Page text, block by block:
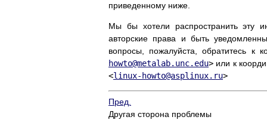
приведенному ниже.
Мы бы хотели распространить эту
авторские права и быть
вопросы, пожалуйста, обратитесь к
howto@metalab.unc.edu> или к
<linux-howto@asplinux.ru>
Пред.
Другая сторона проблемы